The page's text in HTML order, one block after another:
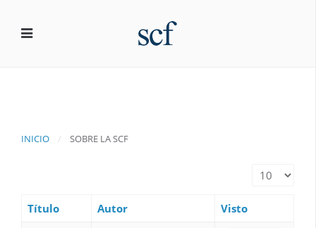
INICIO SOBRE LA SCF
Cantidad a
Título Autor
Visto